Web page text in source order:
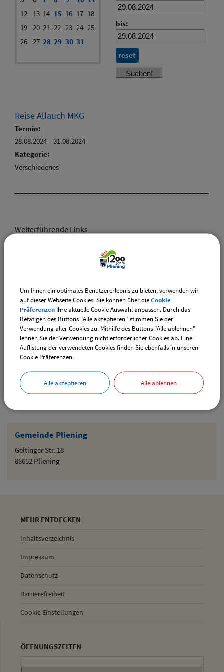
Gemeinde Pliening
Geltinger Str. 18
85652 Pliening
12
13 14 15 16 17 18
19 20 21 22 23 24 25
26 27 28 29 30 31
bis:
reset
Reise Allauch MKG
Termin:
28.08.2024–31.08.2024
Kategorie:
Verschiedenes
Weiterführende Links
CSU-Ortshauptversammlung
Downloads
Den gewählten Termin als VCS-Kalenderdatei
downloaden
Den gewählten Termin als iCal-Kalenderdatei
downloaden
Drucken
MEHR ENTDECKEN
Inhaltsverzeichnis
Impressum
Datenschutz
Barrierefreiheit
Cookie Einstellungen
ÖFFNUNGSZEITEN
Um Ihnen ein optimales Benutzererlebnis zu bieten, verwenden wir
auf dieser Webseite Cookies. Sie können über dieCookie
Präferenzen Ihre aktuelle Cookie Auswahl anpassen. Durch das
Betätigen des Buttons "Alle akzeptieren" stimmen Sie der
Verwendung aller Cookies zu. Mithilfe des Buttons "Alle ablehnen"
lehnen Sie der Verwendung nicht erforderlicher Cookies ab. Eine
Auflistung der verwendeten Cookies finden Sie ebenfalls in unseren
Cookie Präferenzen.
Alle akzeptieren Alle ablehnen